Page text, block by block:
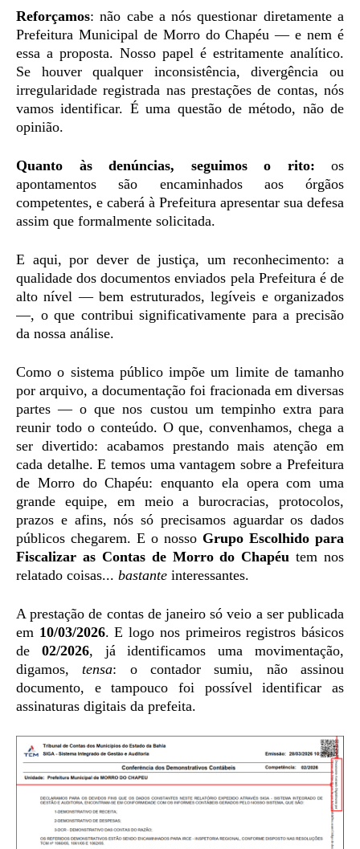
Reforçamos: não cabe a nós questionar diretamente a
Prefeitura Municipal de Morro do Chapéu — e nem é
essa a proposta. Nosso papel é estritamente analítico.
Se houver qualquer inconsistência, divergência ou
irregularidade registrada nas prestações de contas, nós
vamos identificar. É uma questão de método, não de
opinião.
Quanto às denúncias, seguimos o rito: os
apontamentos são encaminhados aos órgãos
competentes, e caberá à Prefeitura apresentar sua defesa
assim que formalmente solicitada.
E aqui, por dever de justiça, um reconhecimento: a
qualidade dos documentos enviados pela Prefeitura é de
alto nível — bem estruturados, legíveis e organizados
—, o que contribui significativamente para a precisão
da nossa análise.
Como o sistema público impõe um limite de tamanho
por arquivo, a documentação foi fracionada em diversas
partes — o que nos custou um tempinho extra para
reunir todo o conteúdo. O que, convenhamos, chega a
ser divertido: acabamos prestando mais atenção em
cada detalhe. E temos uma vantagem sobre a Prefeitura
de Morro do Chapéu: enquanto ela opera com uma
grande equipe, em meio a burocracias, protocolos,
prazos e afins, nós só precisamos aguardar os dados
públicos chegarem. E o nosso Grupo Escolhido para
Fiscalizar as Contas de Morro do Chapéu tem nos
relatado coisas... bastante interessantes.
A prestação de contas de janeiro só veio a ser publicada
em 10/03/2026. E logo nos primeiros registros básicos
de 02/2026, já identificamos uma movimentação,
digamos,tensa: o contador sumiu, não assinou
documento, e tampouco foi possível identificar as
assinaturas digitais da prefeita.